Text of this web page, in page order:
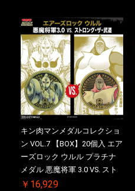
キン肉マンメダルコレクショ
ン VOL.7 【BOX】20個入 エア
ーズロック ウルル プラチナ
メダル 悪魔将軍 3.0 VS. スト
ロング・ザ・武道 初回シリア
￥16,929